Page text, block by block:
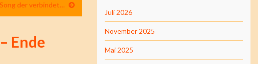
der verbindet…
Ende
Juli 2026
November 2025
Mai 2025